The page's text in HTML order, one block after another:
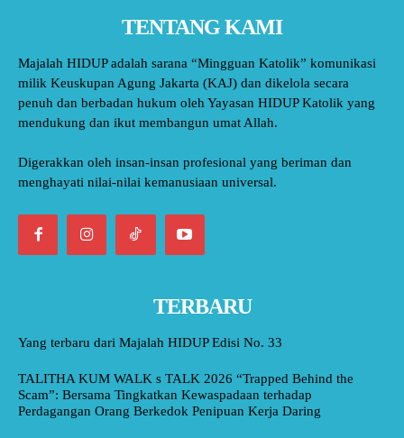
TENTANG KAMI
Majalah HIDUP adalah sarana “Mingguan Katolik” komunikasi
milik Keuskupan Agung Jakarta (KAJ) dan dikelola secara
penuh dan berbadan hukum oleh Yayasan HIDUP Katolik yang
mendukung dan ikut membangun umat Allah.
Digerakkan oleh insan-insan profesional yang beriman dan
menghayati nilai-nilai kemanusiaan universal.
TERBARU
Yang terbaru dari Majalah HIDUP Edisi No. 33
TALITHA KUM WALK s TALK 2026 “Trapped Behind the
Scam”: Bersama Tingkatkan Kewaspadaan terhadap
Perdagangan Orang Berkedok Penipuan Kerja Daring